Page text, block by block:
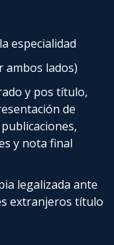
especialidad
ambos lados)
y pos título,
de
y nota final
legalizada ante
extranjeros título